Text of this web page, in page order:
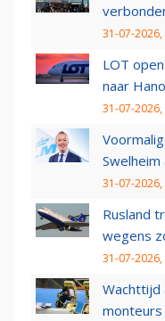
31-07-2026,
LOT
naar
31-07-2026,
Swelheim
31-07-2026,
Rusland
wegens
31-07-2026,
Wachttijd